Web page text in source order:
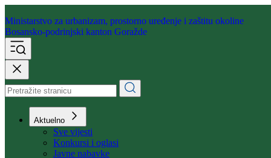
Ministarstvo za urbanizam,
Bosansko-podrinjski kanton Goražde
Aktuelno